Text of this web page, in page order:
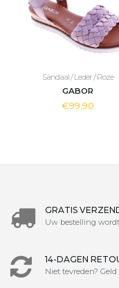
Sandaal / Leder / Roze
GABOR
€99,90
GRATIS
Uw bestelling
14-DAGEN
Niet tevreden? Geld